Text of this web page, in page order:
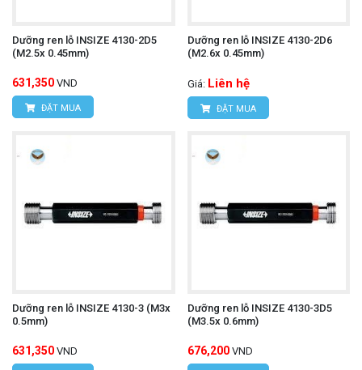
Dưỡng ren lỗ INSIZE 4130-2D5
(M2.5x 0.45mm)
631,350 VND
ĐẶT MUA
Dưỡng ren lỗ INSIZE 4130-2D6
(M2.6x 0.45mm)
Giá: Liên hệ
ĐẶT MUA
Dưỡng ren lỗ INSIZE 4130-3 (M3x
0.5mm)
631,350 VND
Dưỡng ren lỗ INSIZE 4130-3D5
(M3.5x 0.6mm)
676,200 VND